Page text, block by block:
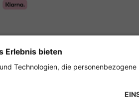
Sicher einkaufen mit